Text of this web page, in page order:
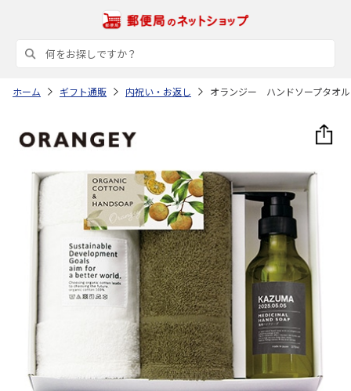
ホーム ギフト通販 内祝い・お返し オランジー ハンドソープタオ